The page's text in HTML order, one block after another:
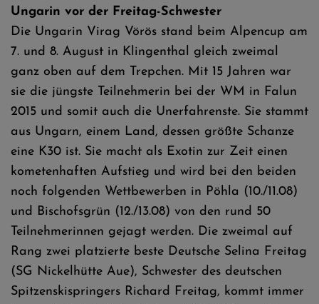
Ungarin vor der Freitag-Schwester
Die Ungarin Virag Vörös stand beim Alpencup am
7. und 8. August in Klingenthal gleich zweimal
ganz oben auf dem Trepchen. Mit 15 Jahren war
sie die jüngste Teilnehmerin bei der WM in Falun
2015 und somit auch die Unerfahrenste. Sie stammt
aus Ungarn, einem Land, dessen größte Schanze
eine K30 ist. Sie macht als Exotin zur Zeit einen
kometenhaften Aufstieg und wird bei den beiden
noch folgenden Wettbewerben in Pöhla (10./11.08)
und Bischofsgrün (12./13.08) von den rund 50
Teilnehmerinnen gejagt werden. Die zweimal auf
Rang zwei platzierte beste Deutsche Selina Freitag
(SG Nickelhütte Aue), Schwester des deutschen
Spitzenskispringers Richard Freitag, kommt immer